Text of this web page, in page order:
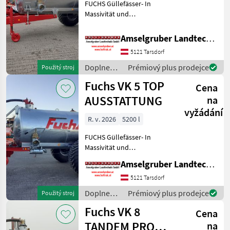
Použitý stroj
FUCHS Güllefässer- In
Massivität und
(Stärkste Materialstärken +
Beste Materialen und Beste
Komponenten der
führenden TOP Hersteller!)
Sei
Amselgruber Landtechnik GmbH
5121 Tarsdorf
Doplnenie
živin a
polievanie
/ Fuchs
Prémiový plus prodejce
Použitý stroj
Fuchs VK 5 TOP
AUSSTATTUNG
Cena
na
vyžádání
R. v. 2026
5200 l
FUCHS Güllefässer- In
Massivität und
(Stärkste Materialstärken +
Beste Materialen und Beste
Komponenten der
führenden TOP Hersteller!)
Sei
Amselgruber Landtechnik GmbH
5121 Tarsdorf
Doplnenie
živin a
polievanie
/ Fuchs
Prémiový plus prodejce
Fuchs VK 8
TANDEM PRO
Cena
na